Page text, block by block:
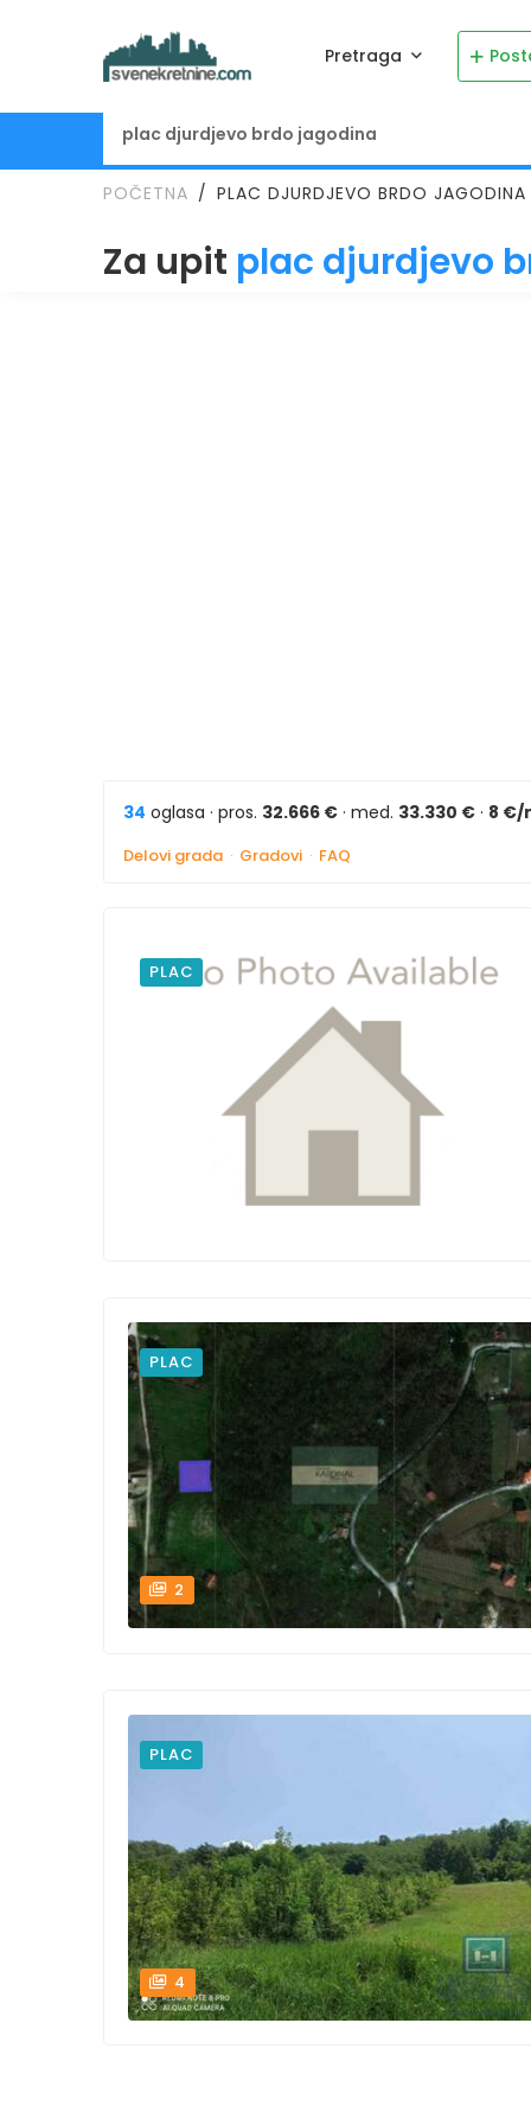
Pretraga
POČETNA PLAC DJURDJEVO BRDO JAGODINA
Za upit plac djurdjevo
34 oglasa · pros. 32.666 € · med. 33.330 € · 8 €/
Delovi grada · Gradovi · FAQ
PLAC
PLAC
2
PLAC
4